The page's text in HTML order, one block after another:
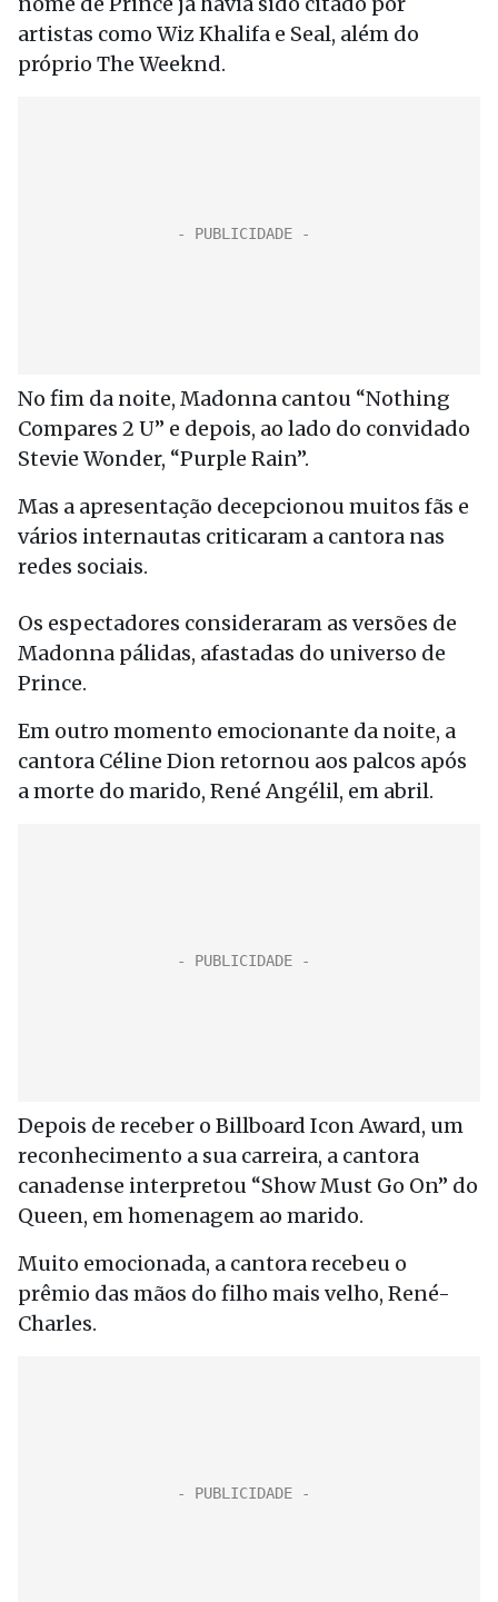
artistas como Wiz Khalifa e Seal, além do
próprio The Weeknd.
No fim da noite, Madonna cantou “Nothing
Compares 2 U” e depois, ao lado do convidado
Stevie Wonder, “Purple Rain”.
Mas a apresentação decepcionou muitos fãs e
vários internautas criticaram a cantora nas
redes sociais.
Os espectadores consideraram as versões de
Madonna pálidas, afastadas do universo de
Prince.
Em outro momento emocionante da noite, a
cantora Céline Dion retornou aos palcos após
a morte do marido, René Angélil, em abril.
Depois de receber o Billboard Icon Award, um
reconhecimento a sua carreira, a cantora
canadense interpretou “Show Must Go On” do
Queen, em homenagem ao marido.
Muito emocionada, a cantora recebeu o
prêmio das mãos do filho mais velho, René-
Charles.